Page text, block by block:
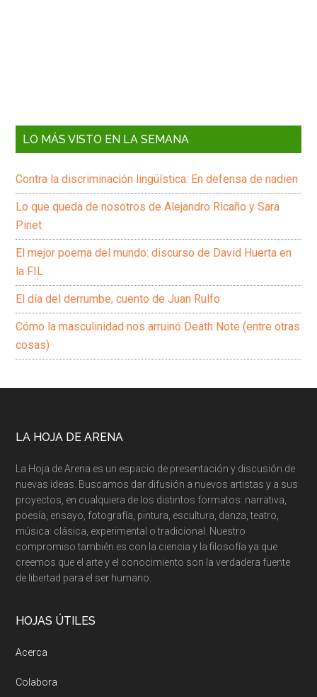
LO MÁS VISTO EN LA SEMANA
Contra la discriminación lingüística: En defensa de nadien
Lo que queda de nosotros de Alejandro Ricaño y Sara
Pinet
El mejor poema del mundo: discurso de David Huerta en
la FIL
El día del derrumbe, cuento de Juan Rulfo
Cómo la masculinidad nos arruinó Death Note (entre otras
cosas)
Footer
LA HOJA DE ARENA
La Hoja de Arena es un espacio de presentación y discusión de
nuevas ideas. Buscamos dar difusión a nuevos artistas y a sus
proyectos, en cualquiera de los distintos formatos: narrativa,
poesía, ensayo, fotografía, pintura, escultura, danza, teatro,
música: clásica, experimental o tradicional. Nuestro
compromiso también es con la ciencia y la filosofía ya que
creemos que el arte y el conocimiento son la verdadera fuente
de libertad para el ser humano.
HOJAS ÚTILES
Acerca
Colabora